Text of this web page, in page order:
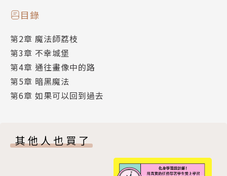
為了將傳說中的巨蛇鱗片打造成超強裝備，
塔基與福歐來到神祕的熱帶村——
卻發現村民長得和舊識一模一樣！？
而且那裡還有個傳說：天才魔法師荔枝，她失去了最好
她是壞人嗎？還是只是太難過了？
目錄
第2章 魔法師荔枝
第3章 不幸城堡
第4章 通往畫像中的路
第5章 暗黑魔法
第6章 如果可以回到過去
其他人也買了